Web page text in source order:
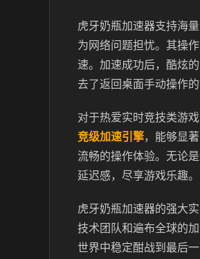
虎牙奶瓶加速器支持海
为网络问题担忧。其操
速。加速成功后，酷炫
去了返回桌面手动操作的
对于热爱实时竞技类游
竞级加速引擎，能够显
流畅的操作体验。无论
延迟感，尽享游戏乐趣。
虎牙奶瓶加速器的强大
技术团队和遍布全球的
世界中稳定酣战到最后